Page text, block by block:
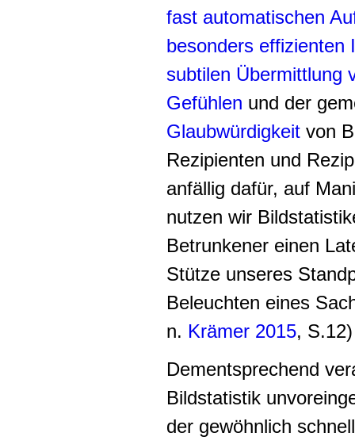
fast automatischen
besonders
subtilen Übermittlung
Gefühlen und der
Glaubwürdigkeit von
Rezipienten und
anfällig dafür, auf
nutzen wir
Betrunkener einen
Stütze unseres
Beleuchten eines
n. Krämer 2015, S.12)
Dementsprechend
Bildstatistik
der gewöhnlich